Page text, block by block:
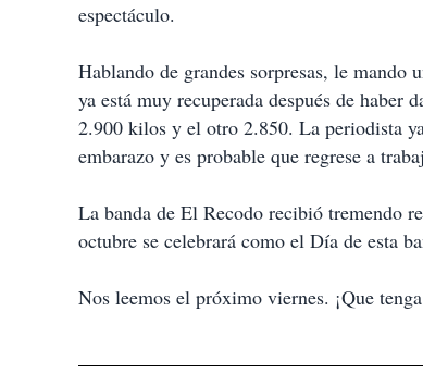
espectáculo.
Hablando de grandes sorpresas, le
ya está muy recuperada después de haber
2.900 kilos y el otro 2.850. La periodista
embarazo y es probable que regrese a
La banda de El Recodo recibió tremendo
octubre se celebrará como el Día de esta
Nos leemos el próximo viernes. ¡Que